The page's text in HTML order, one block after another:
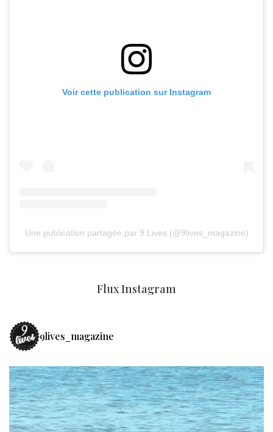
Voir cette publication sur Instagram
Une publication partagée par 9 Lives (@9lives_magazine)
Flux Instagram
9lives_magazine